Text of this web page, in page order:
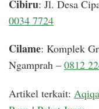
Cibiru: Jl. Desa
0034 7724
Cilame: Komplek
Ngamprah – 0812
Artikel terkait: